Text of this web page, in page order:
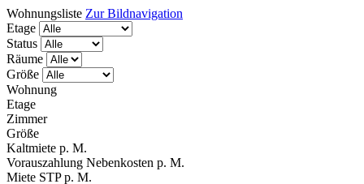
Wohnungsliste Zur Bildnavigation
Etage
Status
Räume
Größe
Wohnung
Etage
Zimmer
Größe
Kaltmiete p. M.
Vorauszahlung Nebenkosten p. M.
Miete STP p. M.